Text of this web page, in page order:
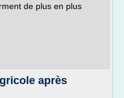
de plus en plus
après